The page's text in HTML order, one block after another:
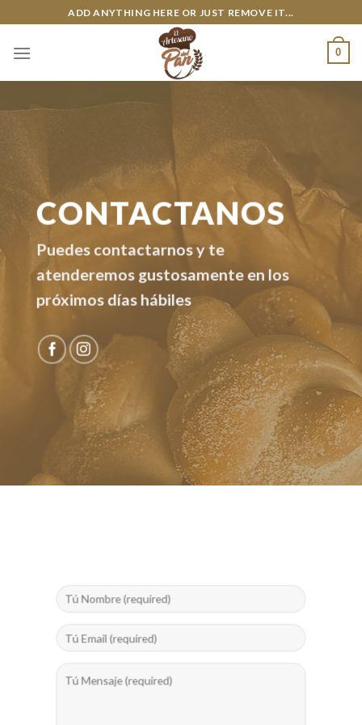
to
content
ADD ANYTHING HERE OR JUST REMOVE IT...
0
CONTACTANOS
Puedes contactarnos y te
atenderemos gustosamente en los
próximos días hábiles